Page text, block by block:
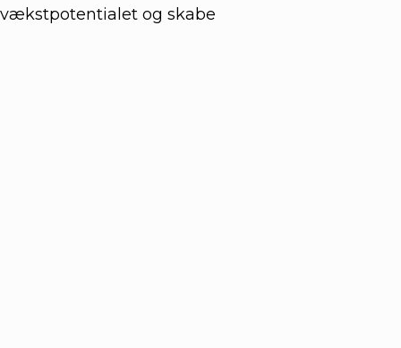
og skabe